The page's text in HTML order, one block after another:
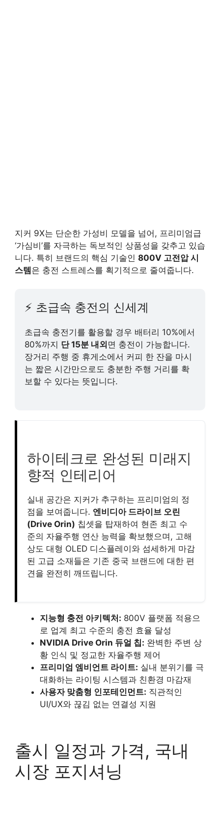
지커 9X는 단순한 가성비 모델을 넘어, 프리미엄급
‘가심비’를 자극하는 독보적인 상품성을 갖추고 있습
니다. 특히 브랜드의 핵심 기술인 800V 고전압 시
스템은 충전 스트레스를 획기적으로 줄여줍니다.
⚡ 초급속 충전의 신세계
초급속 충전기를 활용할 경우 배터리 10%에서
80%까지 단 15분 내외 면 충전이 가능합니다.
장거리 주행 중 휴게소에서 커피 한 잔을 마시
는 짧은 시간만으로도 충분한 주행 거리를 확
보할 수 있다는 뜻입니다.
하이테크로 완성된 미래지
향적 인테리어
실내 공간은 지커가 추구하는 프리미엄의 정
점을 보여줍니다. 엔비디아 드라이브 오린
(Drive Orin) 칩셋을 탑재하여 현존 최고 수
준의 자율주행 연산 능력을 확보했으며, 고해
상도 대형 OLED 디스플레이와 섬세하게 마감
된 고급 소재들은 기존 중국 브랜드에 대한 편
견을 완전히 깨뜨립니다.
지능형 충전 아키텍처: 800V 플랫폼 적용으
로 업계 최고 수준의 충전 효율 달성
NVIDIA Drive Orin 듀얼 칩: 완벽한 주변 상
황 인식 및 정교한 자율주행 제어
프리미엄 엠비언트 라이트: 실내 분위기를 극
대화하는 라이팅 시스템과 친환경 마감재
사용자 맞춤형 인포테인먼트: 직관적인
UI/UX와 끊김 없는 연결성 지원
출시 일정과 가격, 국내
시장 포지셔닝